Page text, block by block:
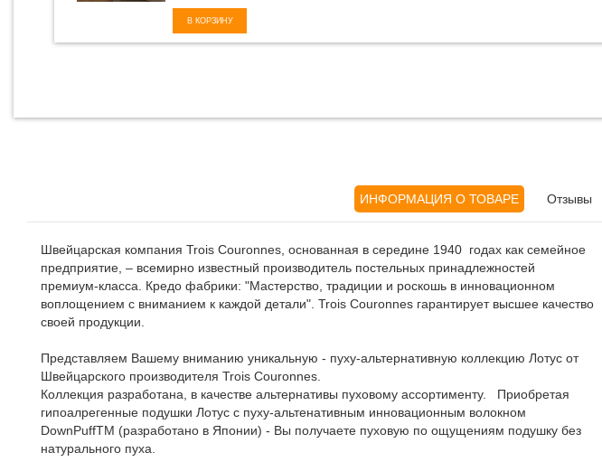
В КОРЗИНУ
ИНФОРМАЦИЯ О ТОВАРЕ Отзывы
Швейцарская компания Trois Couronnes, основанная в середине 1940 годах как семейное
предприятие, ‒ всемирно известный производитель постельных принадлежностей
премиум-класса. Кредо фабрики: "Мастерство, традиции и роскошь в инновационном
воплощением с вниманием к каждой детали". Trois Couronnes гарантирует высшее качество
своей продукции.
Представляем Вашему вниманию уникальную - пуху-альтернативную коллекцию Лотус от
Швейцарского производителя Trois Couronnes.
Коллекция разработана, в качестве альтернативы пуховому ассортименту. Приобретая
гипоалрегенные подушки Лотус с пуху-альтенативным инновационным волокном
DownPuffTM (разработано в Японии) - Вы получаете пуховую по ощущениям подушку без
натурального пуха.